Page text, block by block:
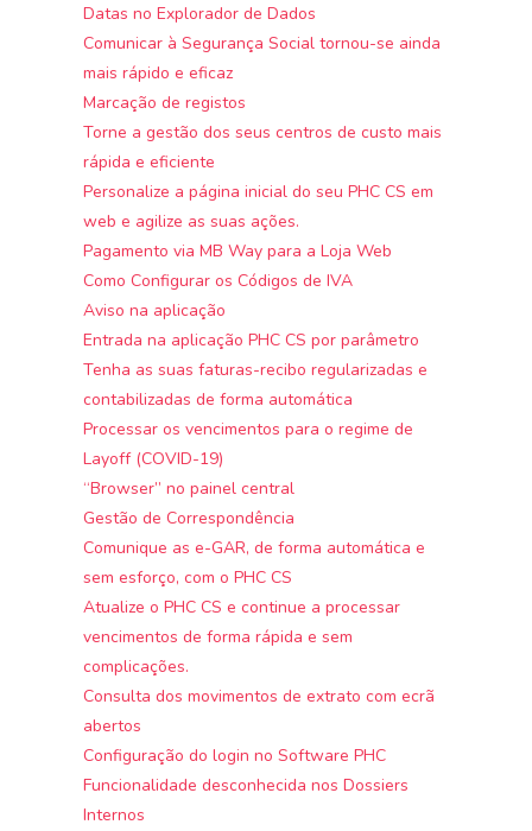
Datas no Explorador de Dados
Comunicar à Segurança Social tornou-se ainda
mais rápido e eficaz
Marcação de registos
Torne a gestão dos seus centros de custo mais
rápida e eficiente
Personalize a página inicial do seu PHC CS em
web e agilize as suas ações.
Pagamento via MB Way para a Loja Web
Como Configurar os Códigos de IVA
Aviso na aplicação
Entrada na aplicação PHC CS por parâmetro
Tenha as suas faturas-recibo regularizadas e
contabilizadas de forma automática
Processar os vencimentos para o regime de
Layoff (COVID-19)
“Browser” no painel central
Gestão de Correspondência
Comunique as e-GAR, de forma automática e
sem esforço, com o PHC CS
Atualize o PHC CS e continue a processar
vencimentos de forma rápida e sem
complicações.
Consulta dos movimentos de extrato com ecrã
abertos
Configuração do login no Software PHC
Funcionalidade desconhecida nos Dossiers
Internos